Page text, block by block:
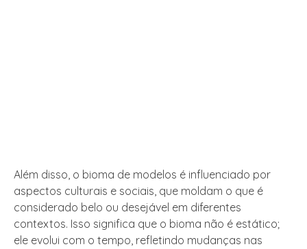
Além disso, o bioma de modelos é influenciado por
aspectos culturais e sociais, que moldam o que é
considerado belo ou desejável em diferentes
contextos. Isso significa que o bioma não é estático;
ele evolui com o tempo, refletindo mudanças nas